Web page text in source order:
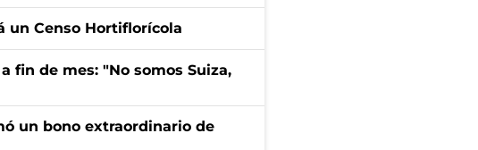
un Censo Hortiflorícola
fin de mes: "No somos Suiza,
un bono extraordinario de